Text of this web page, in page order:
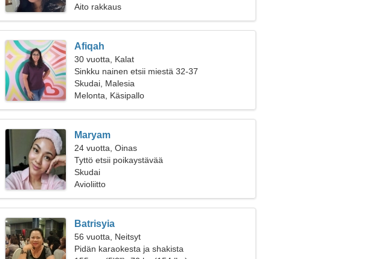
Aito rakkaus
Afiqah
30 vuotta, Kalat
Sinkku nainen etsii miestä 32-37
Skudai, Malesia
Melonta, Käsipallo
Maryam
24 vuotta, Oinas
Tyttö etsii poikaystävää
Skudai
Avioliitto
Batrisyia
56 vuotta, Neitsyt
Pidän karaokesta ja shakista